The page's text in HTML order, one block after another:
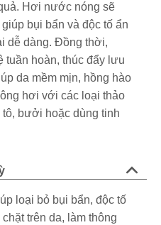
Hơi nước nóng sẽ
bụi bẩn và độc tố ẩn
dễ dàng. Đồng thời,
tuần hoàn, thúc đẩy lưu
da mềm mịn, hồng hào
hơi với các loại thảo
bưởi hoặc dùng tinh
loại bỏ bụi bẩn, độc tố
trên da, làm thông